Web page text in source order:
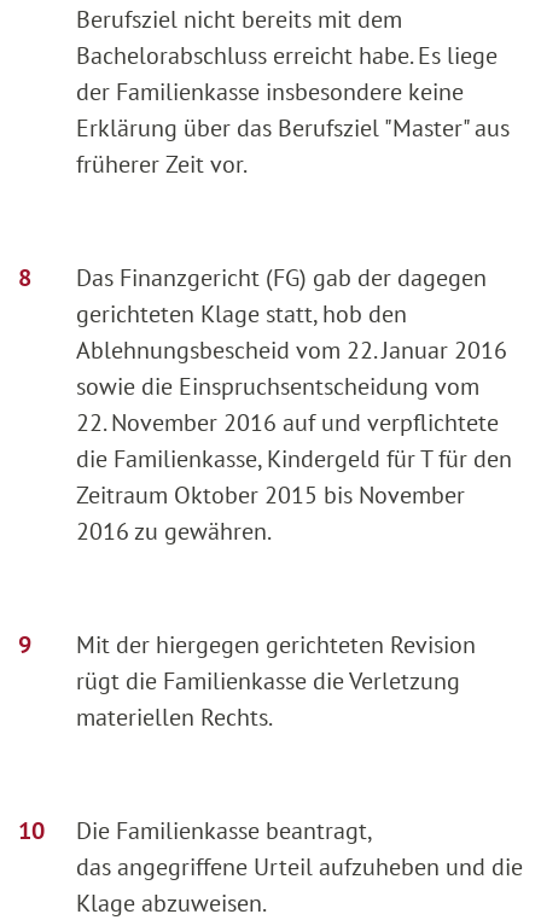
Berufsziel nicht bereits mit dem
Bachelorabschluss erreicht habe. Es liege
der Familienkasse insbesondere keine
Erklärung über das Berufsziel "Master" aus
früherer Zeit vor.
Das Finanzgericht (FG) gab der dagegen
gerichteten Klage statt, hob den
Ablehnungsbescheid vom 22. Januar 2016
sowie die Einspruchsentscheidung vom
22. November 2016 auf und verpflichtete
die Familienkasse, Kindergeld für T für den
Zeitraum Oktober 2015 bis November
2016 zu gewähren.
Mit der hiergegen gerichteten Revision
rügt die Familienkasse die Verletzung
materiellen Rechts.
Die Familienkasse beantragt,
das angegriffene Urteil aufzuheben und die
Klage abzuweisen.